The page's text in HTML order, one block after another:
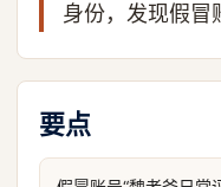
身份，发现假冒
要点